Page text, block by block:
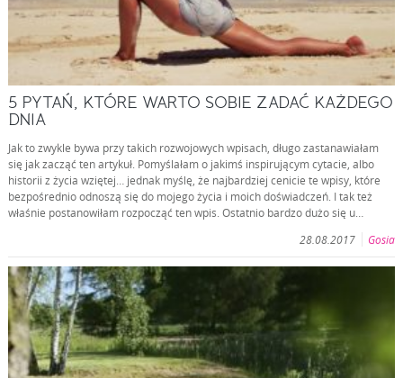
5 PYTAŃ, KTÓRE WARTO SOBIE ZADAĆ KAŻDEGO
DNIA
Jak to zwykle bywa przy takich rozwojowych wpisach, długo zastanawiałam
się jak zacząć ten artykuł. Pomyślałam o jakimś inspirującym cytacie, albo
historii z życia wziętej… jednak myślę, że najbardziej cenicie te wpisy, które
bezpośrednio odnoszą się do mojego życia i moich doświadczeń. I tak też
właśnie postanowiłam rozpocząć ten wpis. Ostatnio bardzo dużo się u…
28.08.2017
Gosia